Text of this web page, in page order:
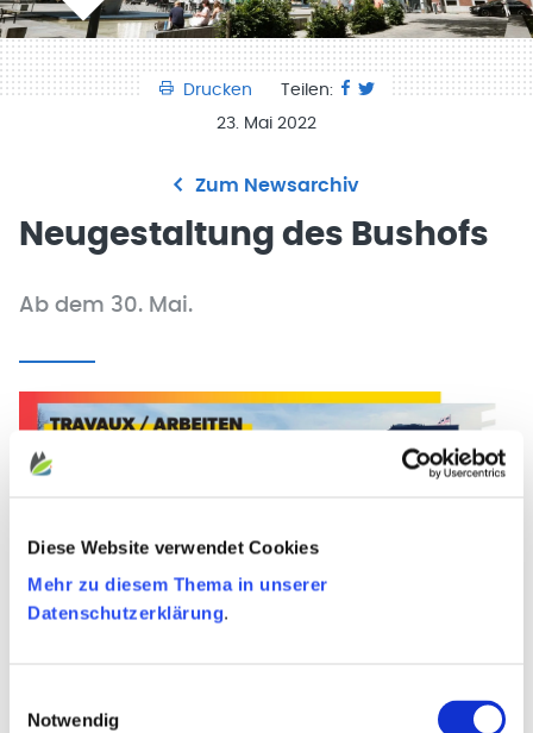
Diese Website verwendet Cookies
Mehr zu diesem Thema in unserer
Datenschutzerklärung.
Notwendig
Drucken
Teilen:
23. Mai 2022
Zum Newsarchiv
Neugestaltung des Bushofs
Ab dem 30. Mai.
Ab dem 30. Mai 2022 wird der Bushof in Eupen von